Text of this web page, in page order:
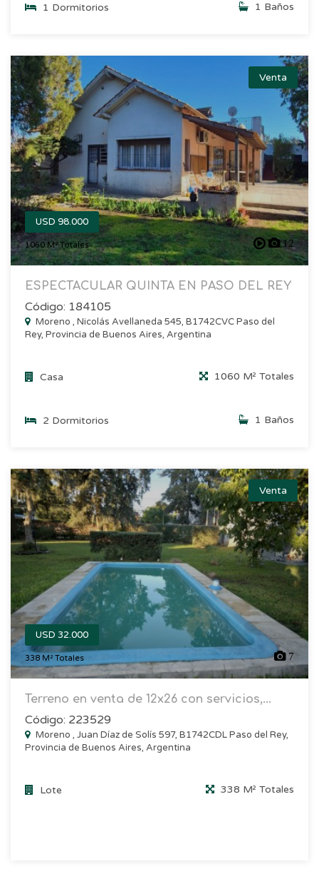
1 Dormitorios 1 Baños
Venta
USD 98.000
1060 M² Totales 12
ESPECTACULAR QUINTA EN PASO DEL REY
Código: 184105
Moreno , Nicolás Avellaneda 545, B1742CVC Paso del
Rey, Provincia de Buenos Aires, Argentina
Casa 1060 M² Totales
2 Dormitorios 1 Baños
Venta
USD 32.000
338 M² Totales 7
Terreno en venta de 12x26 con servicios,...
Código: 223529
Moreno , Juan Díaz de Solís 597, B1742CDL Paso del Rey,
Provincia de Buenos Aires, Argentina
Lote 338 M² Totales